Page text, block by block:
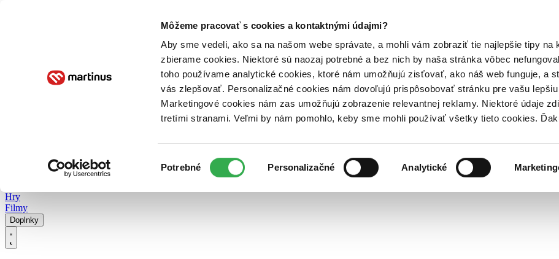
Môžeme pracovať s cookies a kontaktnými údajmi?
Aby sme vedeli, ako sa na našom webe správate, a mohli vám zobraziť tie najlepšie tipy na
zbierame cookies. Niektoré sú naozaj potrebné a bez nich by naša stránka vôbec
toho používame analytické cookies, ktoré nám umožňujú zisťovať, ako náš web funguje, a
vás zlepšovať. Personalizačné cookies nám dovoľujú prispôsobovať stránku pre vašu
Marketingové cookies nám zas umožňujú zobrazenie relevantnej reklamy. Niektoré údaje
tretími stranami. Veľmi by nám pomohlo, keby sme mohli používať všetky tieto cookies.
súhlasu
Potrebné Personalizačné Analytické
Poukážky Kontakt
Hry
Filmy
Doplnky